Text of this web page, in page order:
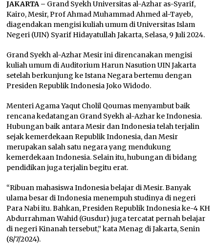
JAKARTA – Grand Syekh Universitas al-Azhar as-Syarif,
Kairo, Mesir, Prof Ahmad Muhammad Ahmed al-Tayeb,
diagendakan mengisi kuliah umum di Universitas Islam
Negeri (UIN) Syarif Hidayatullah Jakarta, Selasa, 9 Juli 2024.
Grand Syekh al-Azhar Mesir ini direncanakan mengisi
kuliah umum di Auditorium Harun Nasution UIN Jakarta
setelah berkunjung ke Istana Negara bertemu dengan
Presiden Republik Indonesia Joko Widodo.
Menteri Agama Yaqut Cholil Qoumas menyambut baik
rencana kedatangan Grand Syekh al-Azhar ke Indonesia.
Hubungan baik antara Mesir dan Indonesia telah terjalin
sejak kemerdekaan Republik Indonesia, dan Mesir
merupakan salah satu negara yang mendukung
kemerdekaan Indonesia. Selain itu, hubungan di bidang
pendidikan juga terjalin begitu erat.
“Ribuan mahasiswa Indonesia belajar di Mesir. Banyak
ulama besar di Indonesia menempuh studinya di negeri
Para Nabi itu. Bahkan, Presiden Republik Indonesia ke-4 KH
Abdurrahman Wahid (Gusdur) juga tercatat pernah belajar
di negeri Kinanah tersebut,” kata Menag di Jakarta, Senin
(8/7/2024).